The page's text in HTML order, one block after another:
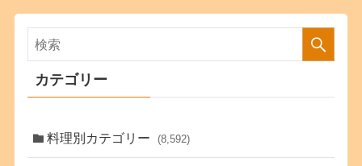
カテゴリー
料理別カテゴリー (8,592)